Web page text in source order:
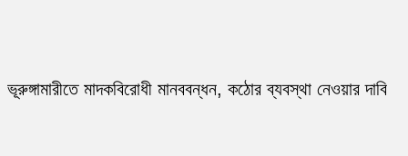
ভূরুঙ্গামারীতে মাদকবিরোধী মানববন্ধন, কঠোর ব্যবস্থা নেওয়ার দাবি